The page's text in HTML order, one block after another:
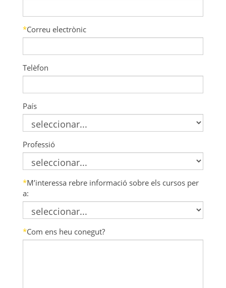
*Correu electrònic
Telèfon
País
Professió
*M’interessa rebre informació sobre els cursos per
a:
*Com ens heu conegut?